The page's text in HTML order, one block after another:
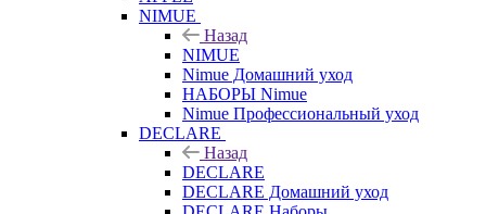
NIMUE
Назад
NIMUE
Nimue Домашний уход
НАБОРЫ Nimue
Nimue Профессиональный уход
DECLARE
Назад
DECLARE
DECLARE Домашний уход